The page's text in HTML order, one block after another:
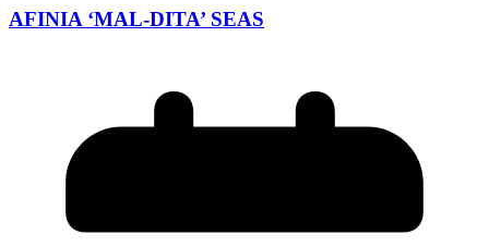
AFINIA ‘MAL-DITA’ SEAS